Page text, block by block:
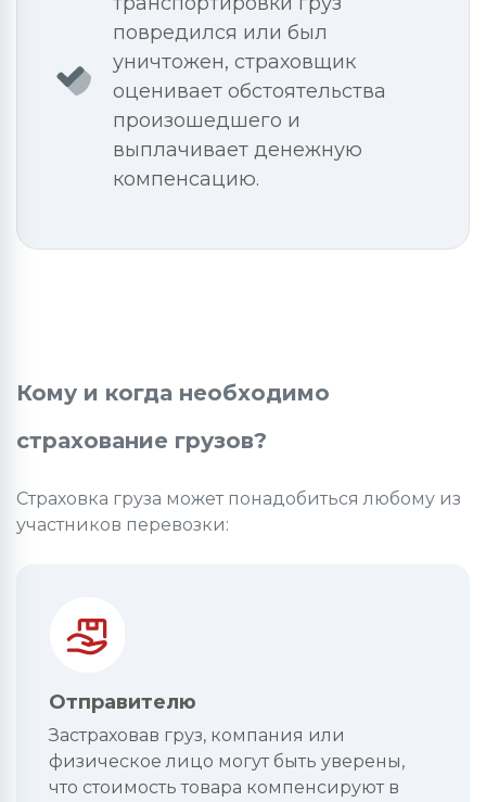
повредился или был
уничтожен, страховщик
оценивает обстоятельства
произошедшего и
выплачивает денежную
компенсацию.
Кому и когда необходимо
страхование грузов?
Страховка груза может понадобиться любому из
участников перевозки:
Отправителю
Застраховав груз, компания или
физическое лицо могут быть уверены,
что стоимость товара компенсируют в